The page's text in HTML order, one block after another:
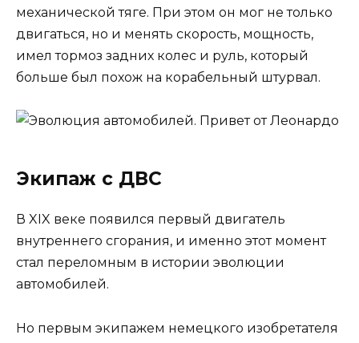
механической тяге. При этом он мог не только
двигаться, но и менять скорость, мощность,
имел тормоз задних колес и руль, который
больше был похож на корабельный штурвал.
Экипаж с ДВС
В XIX веке появился первый двигатель
внутреннего сгорания, и именно этот момент
стал переломным в истории эволюции
автомобилей.
Но первым экипажем немецкого изобретателя